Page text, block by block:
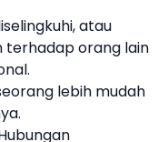
atau
terhadap orang lain
lebih mudah